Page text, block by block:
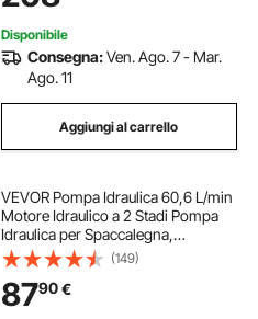
Rimorchio da Garage
Disponibile
Consegna:Ven. Ago. 7 - Mar.
Ago. 11
Aggiungi al carrello
VEVOR Pompa Idraulica 60,6 L/min
Motore Idraulico a 2 Stadi Pompa
Idraulica per Spaccalegna,
Accessori per Spaccalegna Elettrico
Parti per Splitter Motore Idraulico,
Pompa Idraulica per Spaccalegna
1,27cm
(149)
8790€